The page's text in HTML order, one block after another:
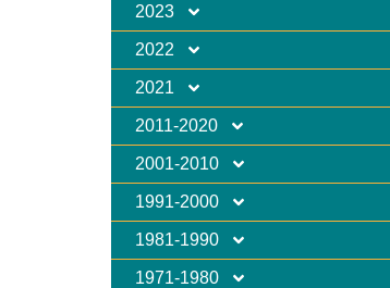
2023
2022
2021
2011-2020
2001-2010
1991-2000
1981-1990
1971-1980